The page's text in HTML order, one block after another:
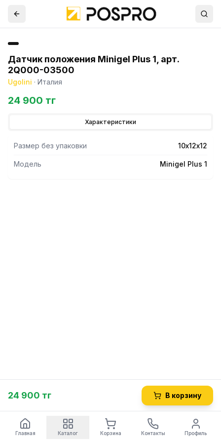
Датчик положения Minigel Plus 1, арт.
2Q000-03500
Ugolini · Италия
24 900 тг
Характеристики
Размер без упаковки 10х12х12
Модель Minigel Plus 1
24 900 тг В корзину
Главная Каталог Корзина Контакты Профиль